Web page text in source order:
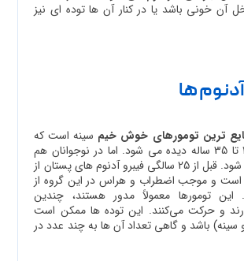
آن خونی باشد یا در کنار آن ها توده ای نیز
ها
ترین تومورهای خوش خیم سینه است که
بیشتر در زنان 20 تا 35 ساله دیده می شود. اما در نوجوانان هم
ممکن است دیده شود. قبل از 25 سالگی فیبرو آدنوم های پستان از
است و موجب اضطراب و هراس در این گروه از
این تومورها معمولاً مدور هستند، چندین
و حرکت می‌کنند. این توده ها ممکن است
سینه) باشد و گاهی تعداد آن ها به چند عدد در